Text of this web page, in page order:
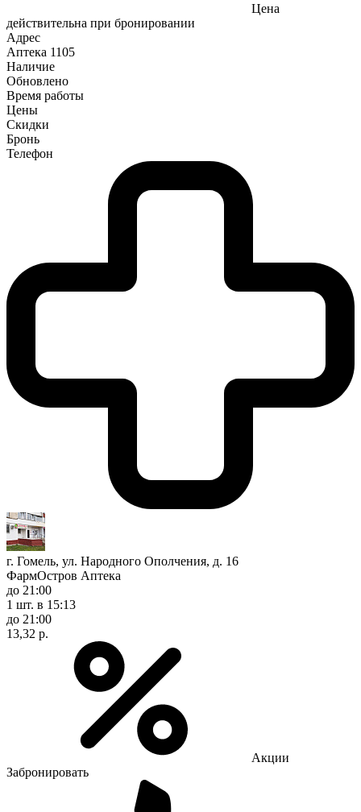
Цена
действительна при бронировании
Адрес
Аптека 1105
Наличие
Обновлено
Время работы
Цены
Скидки
Бронь
Телефон
г. Гомель, ул. Народного Ополчения, д. 16
ФармОстров Аптека
до 21:00
1 шт. в 15:13
до 21:00
13,32 р.
Акции
Забронировать